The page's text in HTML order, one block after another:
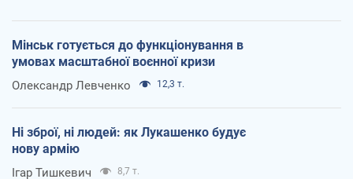
Мінськ готується до функціонування в
умовах масштабної воєнної кризи
Олександр Левченко 12,3 т.
Ні зброї, ні людей: як Лукашенко будує
нову армію
Ігар Тишкевич 8,7 т.